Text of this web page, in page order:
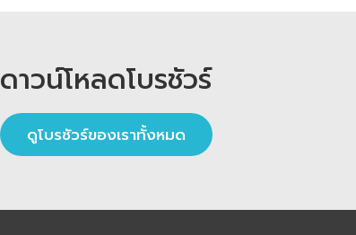
ดาวน์โหลดโบรชัวร์
ดูโบรชัวร์ของเราทั้งหมด